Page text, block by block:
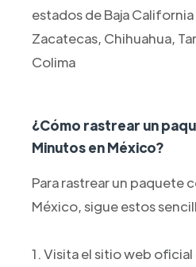
estados de Baja California
Zacatecas, Chihuahua,
Colima
¿Cómo rastrear un
Minutos en México?
Para rastrear un paquete
México, sigue estos
1. Visita el sitio web